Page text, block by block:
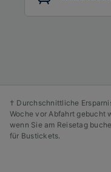
† Durchschnittliche
Woche vor Abfahrt gebucht
wenn Sie am Reisetag
für Bustickets.
Folgendes
Verwendung
Entwicklung und
Angeboten.
Liste der Partner